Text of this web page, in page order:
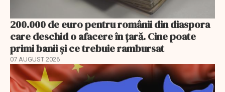
200.000 de euro pentru românii din diaspora
care deschid o afacere în țară. Cine poate
primi banii și ce trebuie rambursat
07 AUGUST 2026